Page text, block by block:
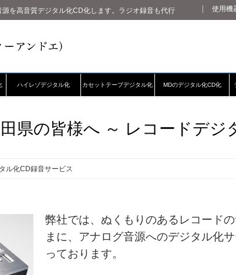
を高音質デジタル化CD化します。ラジオ録音も代行 使用機
ハイレゾデジタル化 カセットテープデジタル化 MDのデジタル化CD化
県の皆様へ ～ レコードデジ
ル化CD録音サービス
弊社では、ぬくもりのあるレコード
まに、アナログ音源へのデジタル化
っております。